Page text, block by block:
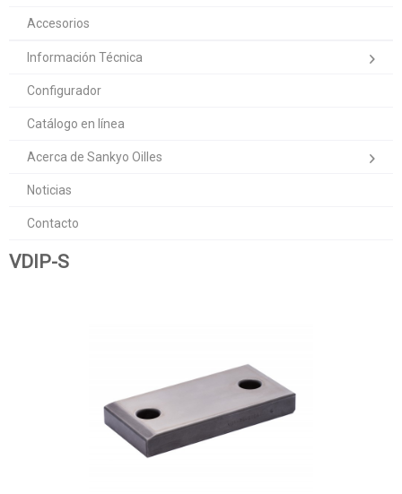
Accesorios
Información Técnica
Configurador
Catálogo en línea
Acerca de Sankyo Oilles
Noticias
Contacto
VDIP-S